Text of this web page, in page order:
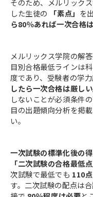
した生徒の
「素点」 を
ら80％あれば一次合格
メルリックス学院の解
目別合格最低ラインは
度であり、受験者の学
したら一次合格は厳しい
しないことが必須条件
目の出題傾向分析を掲
い。
一次試験の標準化後の
「二次試験の合格最低点
次試験で最低でも 110
す。二次試験の配点は